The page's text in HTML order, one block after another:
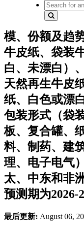
模、份额及趋
牛皮纸、袋装
白、未漂白）
天然再生牛皮
纸、白色或漂
包装形式（袋
板、复合罐、
料、制药、建
理、电子电气
太、中东和非
预测期为2026-
最后更新: August 06,